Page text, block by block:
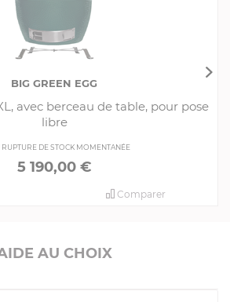
BIG GREEN EGG
avec berceau de table, pour pose
libre
RUPTURE DE STOCK MOMENTANÉE
5 190,00 €
Comparer
AU CHOIX